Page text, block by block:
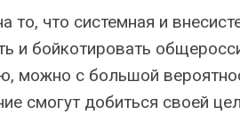
то, что системная и
и бойкотировать
можно с большой
смогут добиться своей